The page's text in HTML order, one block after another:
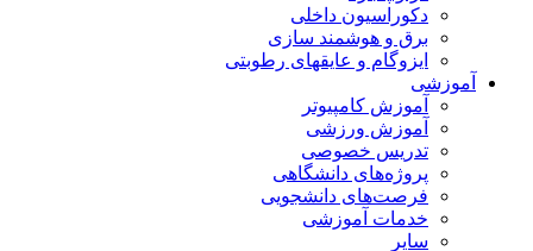
دکوراسیون داخلی
برق و هوشمند سازی
ایزوگام و عایقهای رطوبتی
آموزشی
آموزش کامپیوتر
آموزش ورزشی
تدریس خصوصی
پروژه‌های دانشگاهی
فرصت‌های دانشجویی
خدمات آموزشی
سایر